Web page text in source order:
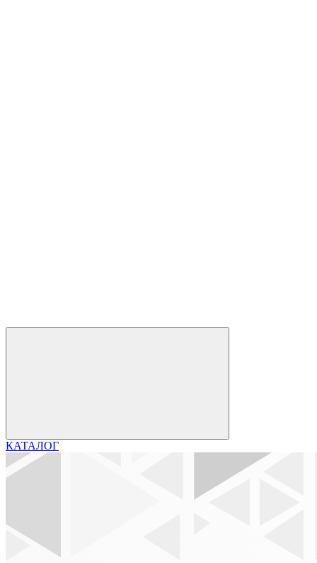
КАТАЛОГ